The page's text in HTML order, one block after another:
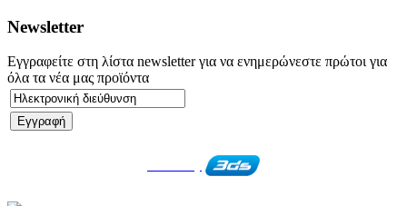
Newsletter
Εγγραφείτε στη λίστα newsletter για να ενημερώνεστε πρώτοι για
όλα τα νέα μας προϊόντα